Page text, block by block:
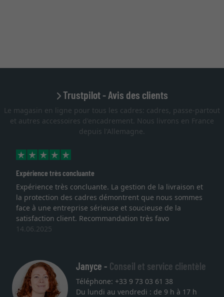
Trustpilot - Avis des clients
Le magasin en ligne pour tous les cadres: cadres, passe-partout
et autres accessoires d'encadrement. Nous livrons en France
depuis l'Allemagne.
Expérience très concluante
Expérience très concluante. La gestion de la livraison et
la protection des cadres démontrent que nous sommes
face à une entreprise sérieuse et soucieuse de la
satisfaction client. Recommandation très favo
14.06.2025
Janyce - Conseil et service clientèle
Téléphone: +33 9 73 03 61 38
Du lundi au vendredi : de 9 h à 17 h